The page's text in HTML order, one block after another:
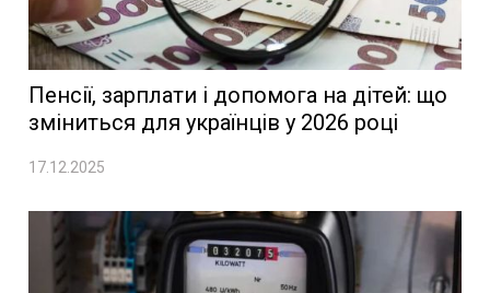
Пенсії, зарплати і допомога на дітей: що
зміниться для українців у 2026 році
17.12.2025